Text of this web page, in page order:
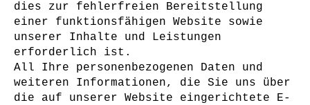
dies zur fehlerfreien Bereitstellung
einer funktionsfähigen Website sowie
unserer Inhalte und Leistungen
erforderlich ist.
All Ihre personenbezogenen Daten und
weiteren Informationen, die Sie uns über
die auf unserer Website eingerichtete E-